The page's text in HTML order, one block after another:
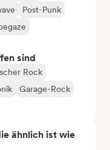
Post-Punk
sind
Rock
Garage-Rock
ähnlich ist wie